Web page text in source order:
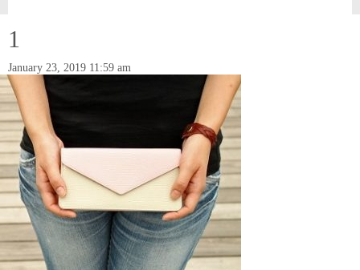
1
January 23, 2019 11:59 am